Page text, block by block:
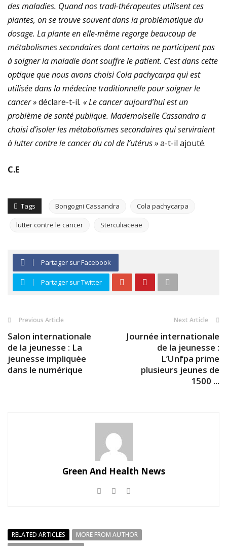
des maladies. Quand nos tradi-thérapeutes utilisent ces
plantes, on se trouve souvent dans la problématique du
dosage. La plante en elle-même regorge beaucoup de
métabolismes secondaires dont certains ne participent pas
à soigner la maladie dont souffre le patient. C’est dans cette
optique que nous avons choisiCola pachycarpaqui est
utilisée dans la médecine traditionnelle pour soigner le
cancer»déclare-t-il. « Le cancer aujourd’hui est un
problème de santé publique. Mademoiselle Cassandra a
choisi d’isoler les métabolismes secondaires qui serviraient
à lutter contre le cancer du col de l’utérus »a-t-il ajouté.
C.E
Tags Bongogni Cassandra Cola pachycarpa
lutter contre le cancer Sterculiaceae
Partager sur Facebook
Partager sur Twitter
Previous Article
Salon internationale
de la jeunesse : La
jeunesse impliquée
dans le numérique
Next Article
Journée internationale
de la jeunesse :
L’Unfpa prime
plusieurs jeunes de
1500 ...
Green And Health News
RELATED ARTICLES
MORE FROM AUTHOR